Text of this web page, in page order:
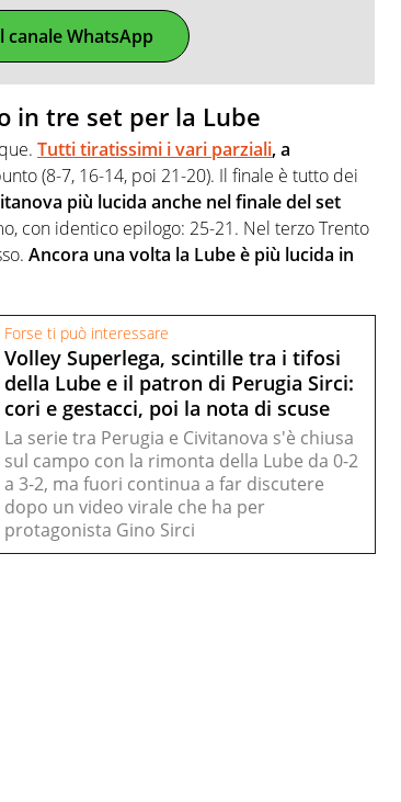
canale WhatsApp
in tre set per la Lube
Tutti tiratissimi i vari parziali, a
(8-7, 16-14, poi 21-20). Il finale è tutto dei
più lucida anche nel finale del set
con identico epilogo: 25-21. Nel terzo Trento
Ancora una volta la Lube è più lucida in
Forse ti può interessare
Volley Superlega, scintille tra i tifosi
della Lube e il patron di Perugia Sirci:
cori e gestacci, poi la nota di scuse
La serie tra Perugia e Civitanova s'è chiusa
sul campo con la rimonta della Lube da 0-2
a 3-2, ma fuori continua a far discutere
dopo un video virale che ha per
protagonista Gino Sirci